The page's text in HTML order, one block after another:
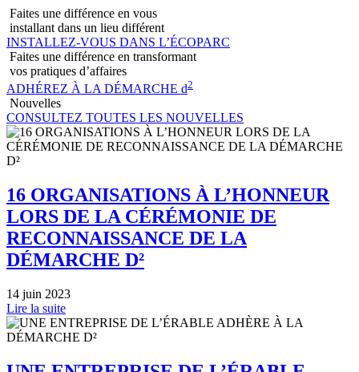
Faites une différence en vous
installant dans un lieu différent
INSTALLEZ-VOUS DANS L’ÉCOPARC
Faites une différence en transformant
vos pratiques d’affaires
ADHÉREZ À LA DÉMARCHE d2
Nouvelles
CONSULTEZ TOUTES LES NOUVELLES
16 ORGANISATIONS À L’HONNEUR
LORS DE LA CÉRÉMONIE DE
RECONNAISSANCE DE LA
DÉMARCHE D²
14 juin 2023
Lire la suite